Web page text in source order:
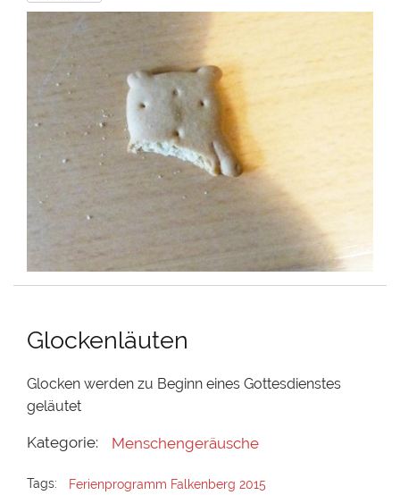
Glockenläuten
Glocken werden zu Beginn eines Gottesdienstes
geläutet
Kategorie: Menschengeräusche
Tags: Ferienprogramm Falkenberg 2015